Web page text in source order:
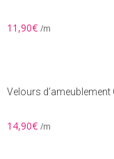
11,90€ /m
Velours d’ameublement
14,90€ /m